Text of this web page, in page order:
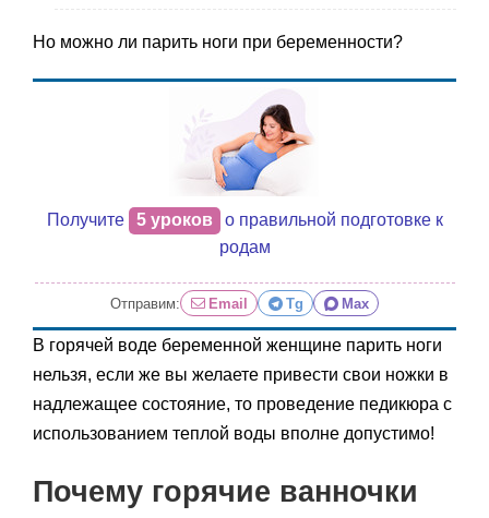
Но можно ли парить ноги при беременности?
Получите 5 уроков
о правильной подготовке к
родам
Отправим: Email Tg Max
В горячей воде беременной женщине парить ноги
нельзя, если же вы желаете привести свои ножки в
надлежащее состояние, то проведение педикюра с
использованием теплой воды вполне допустимо!
Почему горячие ванночки